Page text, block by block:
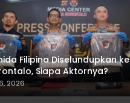
Filipina Diselundupkan ke
Siapa Aktornya?
2026